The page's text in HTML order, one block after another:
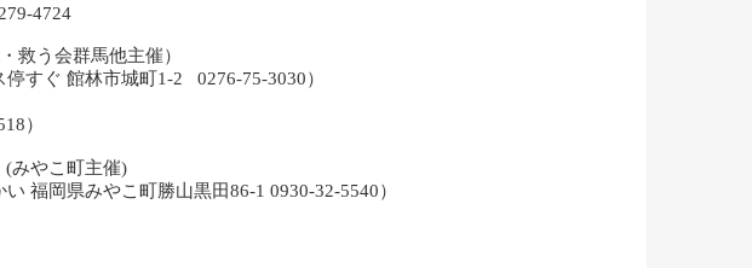
4724
救う会群馬他主催）
すぐ 館林市城町1-2 0276-75-3030）
）
みやこ町主催)
福岡県みやこ町勝山黒田86-1 0930-32-5540）